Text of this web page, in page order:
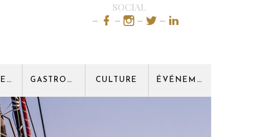
SOCIAL
HIGH-TECH GASTRONOMIE CULTURE ÉVÉNEMENT